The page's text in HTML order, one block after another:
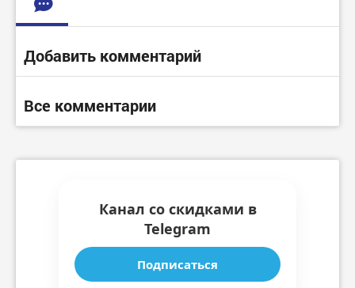
Добавить комментарий
Все комментарии
Канал со скидками в
Telegram
Подписаться